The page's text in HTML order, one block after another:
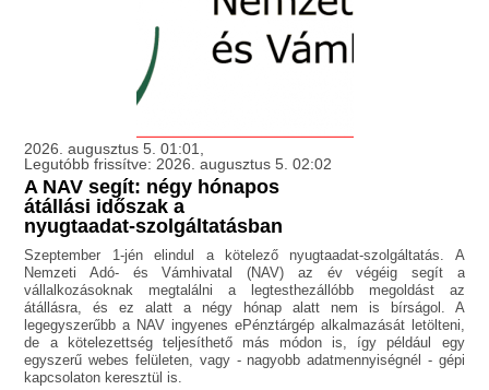
2026. augusztus 5. 01:01,
Legutóbb frissítve: 2026. augusztus 5. 02:02
A NAV segít: négy hónapos
átállási időszak a
nyugtaadat-szolgáltatásban
Szeptember 1-jén elindul a kötelező nyugtaadat-szolgáltatás. A
Nemzeti Adó- és Vámhivatal (NAV) az év végéig segít a
vállalkozásoknak megtalálni a legtesthezállóbb megoldást az
átállásra, és ez alatt a négy hónap alatt nem is bírságol. A
legegyszerűbb a NAV ingyenes ePénztárgép alkalmazását letölteni,
de a kötelezettség teljesíthető más módon is, így például egy
egyszerű webes felületen, vagy - nagyobb adatmennyiségnél - gépi
kapcsolaton keresztül is.